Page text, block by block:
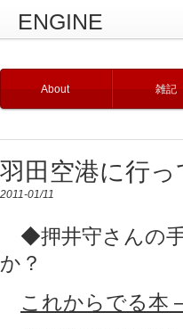
ENGINE
About 雑記
羽田空港に行っ
2011-01/11
◆押井守さんの
か？
これからでる本